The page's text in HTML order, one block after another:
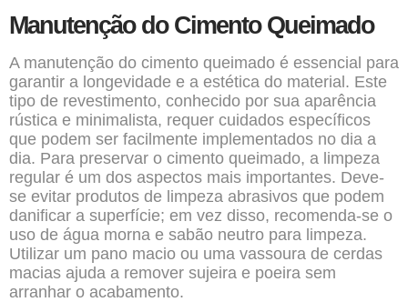
Manutenção do Cimento Queimado
A manutenção do cimento queimado é essencial para
garantir a longevidade e a estética do material. Este
tipo de revestimento, conhecido por sua aparência
rústica e minimalista, requer cuidados específicos
que podem ser facilmente implementados no dia a
dia. Para preservar o cimento queimado, a limpeza
regular é um dos aspectos mais importantes. Deve-
se evitar produtos de limpeza abrasivos que podem
danificar a superfície; em vez disso, recomenda-se o
uso de água morna e sabão neutro para limpeza.
Utilizar um pano macio ou uma vassoura de cerdas
macias ajuda a remover sujeira e poeira sem
arranhar o acabamento.